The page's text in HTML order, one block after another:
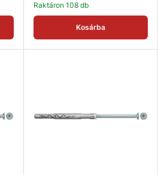
Raktáron 108 db
Kosárba